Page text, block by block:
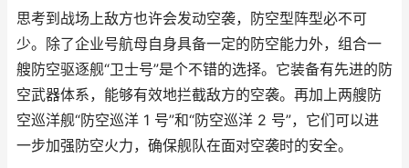
思考到战场上敌方也许会发动空袭，防空型阵型必不可
少。除了企业号航母自身具备一定的防空能力外，组合一
艘防空驱逐舰“卫士号”是个不错的选择。它装备有先进的防
空武器体系，能够有效地拦截敌方的空袭。再加上两艘防
空巡洋舰“防空巡洋 1 号”和“防空巡洋 2 号”，它们可以进
一步加强防空火力，确保舰队在面对空袭时的安全。